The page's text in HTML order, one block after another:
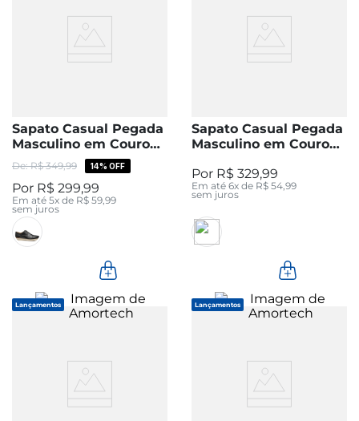
Sapato Casual Pegada
Masculino em Couro
Preto 127601-01
R$ 349,99 14% OFF
R$ 299,99
Em até 5x de R$ 59,99
sem juros
Sapato Casual Pegada
Masculino em Couro
R$ 329,99
Em até 6x de R$ 54,99
sem juros
Lançamentos Lançamentos